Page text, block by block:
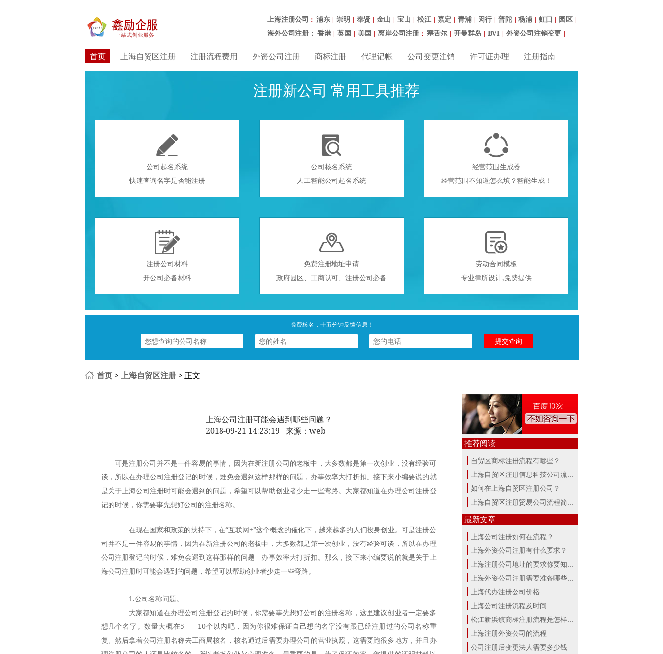
上海注册公司 ： 浦东 | 崇明 | 奉贤 | 金山 | 宝山 | 松江 | 嘉定 | 青浦 | 闵行 | 普陀 | 杨浦 | 虹口 | 园区 |
海外公司注册： 香港 | 英国 | 美国 | 离岸公司注册 ： 塞舌尔 | 开曼群岛 | BVI | 外资公司注销变更 |
首页 上海自贸区注册 注册流程费用 外资公司注册 商标注册 代理记帐 公司变更注销 许可证办理 注册指南
注册新公司 常用工具推荐

公司起名系统
快速查询名字是否能注册

公司核名系统
人工智能公司起名系统

经营范围生成器
经营范围不知道怎么填？智能生成！

注册公司材料
开公司必备材料

免费注册地址申请
政府园区、工商认可、注册公司必备

劳动合同模板
专业律所设计,免费提供
免费核名，十五分钟反馈信息！
首页 > 上海自贸区注册 > 正文
上海公司注册可能会遇到哪些问题？
2018-09-21 14:23:19 来源：web
可是注册公司并不是一件容易的事情，因为在新注册公司的老板中，大多数都是第一次创业，没有经验可
谈，所以在办理公司注册登记的时候，难免会遇到这样那样的问题，办事效率大打折扣。接下来小编要说的就
是关于上海公司注册时可能会遇到的问题，希望可以帮助创业者少走一些弯路。大家都知道在办理公司注册登
记的时候，你需要事先想好公司的注册名称。
在现在国家和政策的扶持下，在“互联网+”这个概念的催化下，越来越多的人们投身创业。可是注册公
司并不是一件容易的事情，因为在新注册公司的老板中，大多数都是第一次创业，没有经验可谈，所以在办理
公司注册登记的时候，难免会遇到这样那样的问题，办事效率大打折扣。那么，接下来小编要说的就是关于上
海公司注册时可能会遇到的问题，希望可以帮助创业者少走一些弯路。
1.公司名称问题。
大家都知道在办理公司注册登记的时候，你需要事先想好公司的注册名称，这里建议创业者一定要多
想几个名字。数量大概在5——10个以内吧，因为你很难保证自己想的名字没有跟已经注册过的公司名称重
复。然后拿着公司注册名称去工商局核名，核名通过后需要办理公司的营业执照，这需要跑很多地方，并且办
推荐阅读
自贸区商标注册流程有哪些？
上海自贸区注册信息科技公司流程及费用
如何在上海自贸区注册公司？
上海自贸区注册贸易公司流程简析
最新文章
上海公司注册如何在流程？
上海外资公司注册有什么要求？
上海注册公司地址的要求你要知道！
上海外资公司注册需要准备哪些材料？
上海代办注册公司价格
上海公司注册流程及时间
松江新浜镇商标注册流程是怎样的
上海注册外资公司的流程
公司注册后变更法人需要多少钱